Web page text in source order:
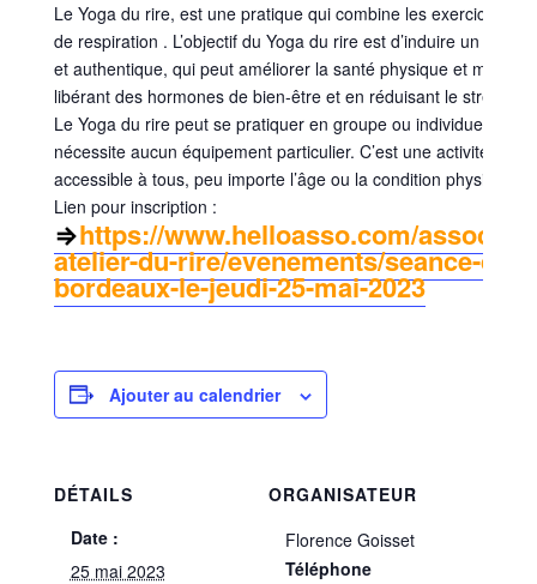
Le Yoga du rire, est une pratique qui combine les exercices de
de respiration . L’objectif du Yoga du rire est d’induire un rire
et authentique, qui peut améliorer la santé physique et
libérant des hormones de bien-être et en réduisant le stress.
Le Yoga du rire peut se pratiquer en groupe ou
nécessite aucun équipement particulier. C’est une activité
accessible à tous, peu importe l’âge ou la condition physique.
Lien pour inscription :
⇒https://www.helloasso.com/
atelier-du-rire/evenements/seance-de-
bordeaux-le-jeudi-25-mai-2023
Ajouter au calendrier
DÉTAILS
Date :
25 mai 2023
ORGANISATEUR
Florence Goisset
Téléphone